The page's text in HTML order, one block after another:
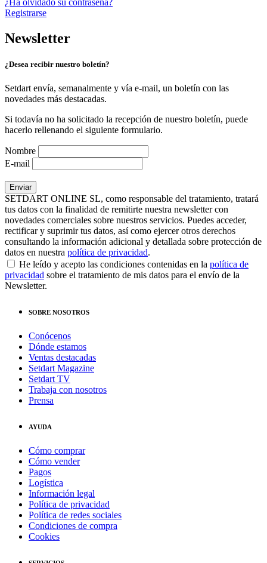
¿Ha olvidado su contraseña?
Registrarse
Newsletter
¿Desea recibir nuestro boletín?
Setdart envía, semanalmente y vía e-mail, un boletín con las
novedades más destacadas.
Si todavía no ha solicitado la recepción de nuestro boletín, puede
hacerlo rellenando el siguiente formulario.
Nombre
E-mail
SETDART ONLINE SL, como responsable del tratamiento, tratará
tus datos con la finalidad de remitirte nuestra newsletter con
novedades comerciales sobre nuestros servicios. Puedes acceder,
rectificar y suprimir tus datos, así como ejercer otros derechos
consultando la información adicional y detallada sobre protección de
datos en nuestra política de privacidad.
He leído y acepto las condiciones contenidas en la política de
privacidad sobre el tratamiento de mis datos para el envío de la
Newsletter.
SOBRE NOSOTROS
Conócenos
Dónde estamos
Ventas destacadas
Setdart Magazine
Setdart TV
Trabaja con nosotros
Prensa
AYUDA
Cómo comprar
Cómo vender
Pagos
Logística
Información legal
Política de privacidad
Política de redes sociales
Condiciones de compra
Cookies